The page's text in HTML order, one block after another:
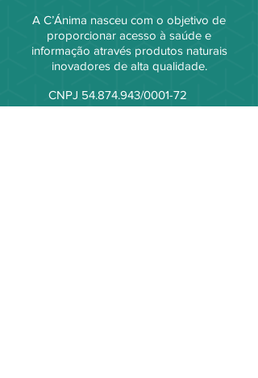
A C’Ánima nasceu com o objetivo de
proporcionar acesso à saúde e
informação através produtos naturais
inovadores de alta qualidade.
CNPJ 54.874.943/0001-72